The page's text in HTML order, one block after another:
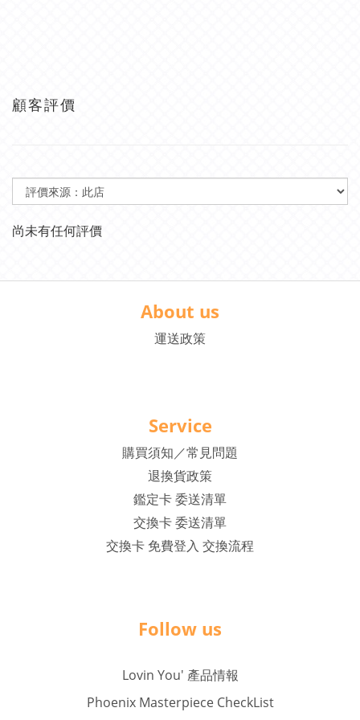
顧客評價
尚未有任何評價
About us
運送政策
Service
購買須知／常見問題
退換貨政策
鑑定卡 委送清單
交換卡 委送清單
交換卡 免費登入 交換流程
Follow us
Lovin You' 產品情報
Phoenix Masterpiece CheckList